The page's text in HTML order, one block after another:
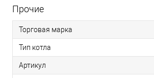
Прочие
Торговая марка
Тип котла
Артикул